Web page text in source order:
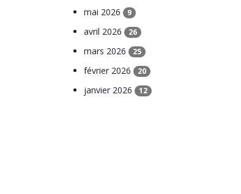
mai 2026 9
avril 2026 26
mars 2026 25
février 2026 20
janvier 2026 12